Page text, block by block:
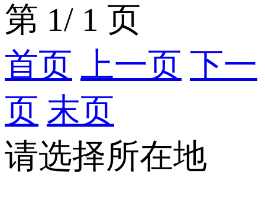
第 1/ 1 页
首页 上一页 下一
页 末页
请选择所在地